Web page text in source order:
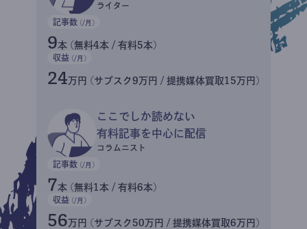
ライター
記事数 (/月)
9本 (無料4本 / 有料5本)
収益 (/月)
24万円 (サブスク9万円 / 提携媒体買取15万円)
ここでしか読めない
有料記事を中心に配信
コラムニスト
記事数 (/月)
7本 (無料1本 / 有料6本)
収益 (/月)
56万円 (サブスク50万円 / 提携媒体買取6万円)